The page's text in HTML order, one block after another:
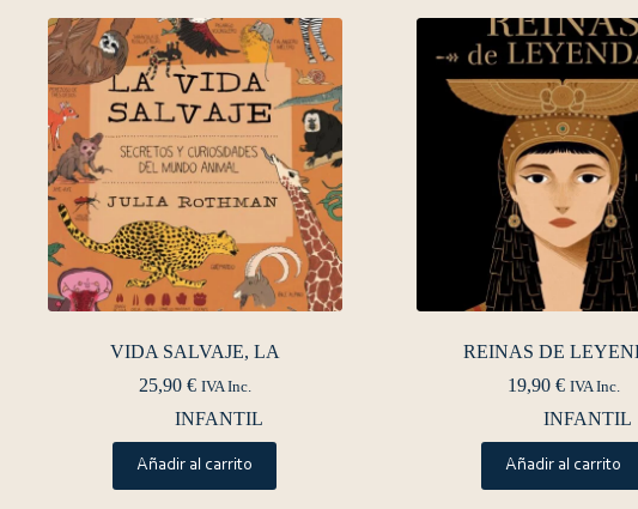
VIDA SALVAJE, LA
25,90 € IVA Inc.
INFANTIL
Añadir al carrito
REINAS DE
19,90 € IVA Inc.
INFANTIL
Añadir al carrito